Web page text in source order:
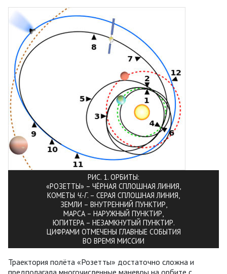
РИС. 1. ОРБИТЫ:
«РОЗЕТТЫ» – ЧЁРНАЯ СПЛОШНАЯ ЛИНИЯ,
КОМЕТЫ Ч.-Г. – СЕРАЯ СПЛОШНАЯ ЛИНИЯ,
ЗЕМЛИ – ВНУТРЕННИЙ ПУНКТИР,
МАРСА – НАРУЖНЫЙ ПУНКТИР,
ЮПИТЕРА – НЕЗАМКНУТЫЙ ПУНКТИР.
ЦИФРАМИ ОТМЕЧЕНЫ ГЛАВНЫЕ СОБЫТИЯ
ВО ВРЕМЯ МИССИИ
Траектория полёта «Розетты» достаточно сложна и